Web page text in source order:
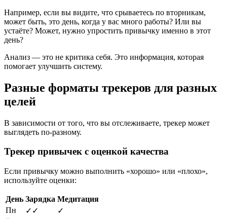
Например, если вы видите, что срываетесь по вторникам,
может быть, это день, когда у вас много работы? Или вы
устаёте? Может, нужно упростить привычку именно в этот
день?
Анализ — это не критика себя. Это информация, которая
помогает улучшить систему.
Разные форматы трекеров для разных
целей
В зависимости от того, что вы отслеживаете, трекер может
выглядеть по-разному.
Трекер привычек с оценкой качества
Если привычку можно выполнить «хорошо» или «плохо»,
используйте оценки:
День Зарядка Медитация
Пн
✓✓
✓